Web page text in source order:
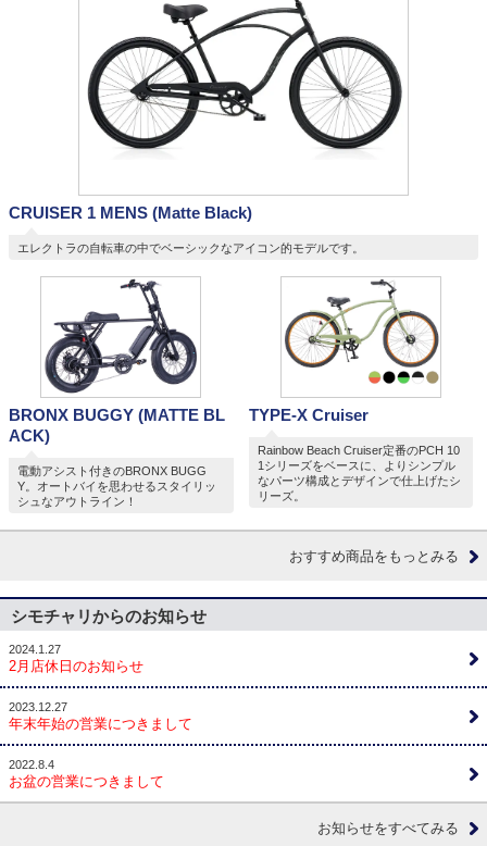
CRUISER 1 MENS (Matte Black)
エレクトラの自転車の中でベーシックなアイコン的モデルです。
BRONX BUGGY (MATTE BL
ACK)
電動アシスト付きのBRONX BUGG
Y。オートバイを思わせるスタイリッ
シュなアウトライン！
TYPE-X Cruiser
Rainbow Beach Cruiser定番のPCH 10
1シリーズをベースに、よりシンプル
なパーツ構成とデザインで仕上げたシ
リーズ。
おすすめ商品をもっとみる
シモチャリからのお知らせ
2024.1.27
2月店休日のお知らせ
2023.12.27
年末年始の営業につきまして
2022.8.4
お盆の営業につきまして
お知らせをすべてみる